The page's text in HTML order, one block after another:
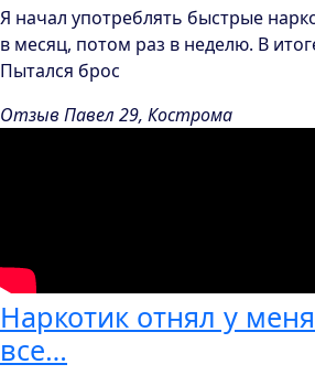
Я начал употреблять быстрые
в месяц, потом раз в неделю. В
Пытался брос
Отзыв Павел 29, Кострома
Наркотик отнял у
все…